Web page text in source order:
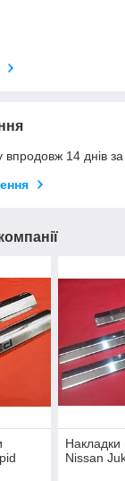
14 днів
Накладки
Nissan